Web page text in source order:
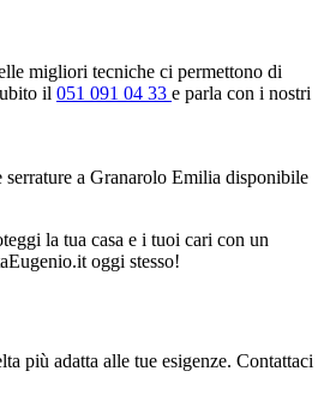
migliori tecniche ci permettono di
il 051 091 04 33 e parla con i nostri
serrature a Granarolo Emilia disponibile
la tua casa e i tuoi cari con un
oggi stesso!
più adatta alle tue esigenze. Contattaci